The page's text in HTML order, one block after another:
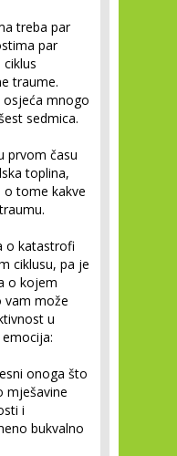
treba par
par
traume.
osjeća mnogo
sedmica.
prvom času
toplina,
o tome kakve
o katastrofi
ciklusu, pa je
o kojem
vam može
u
onoga što
mješavine
i
bukvalno